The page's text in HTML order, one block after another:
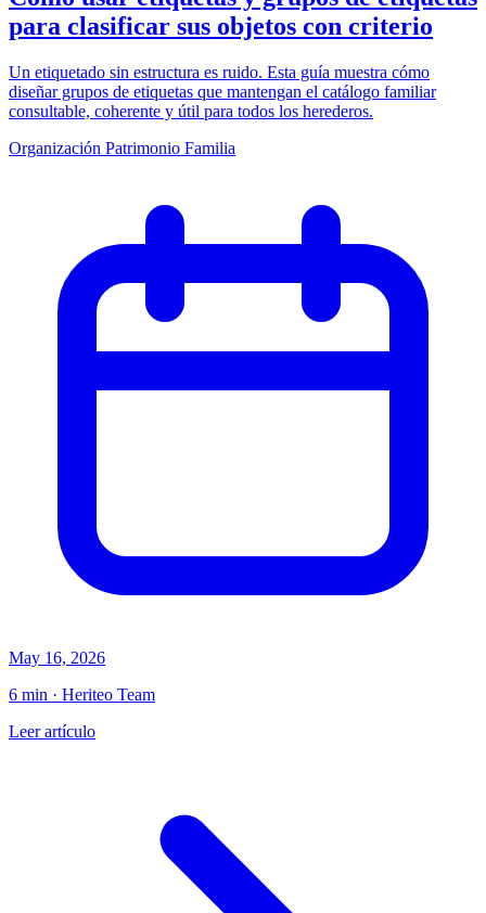
para clasificar sus objetos con criterio
Un etiquetado sin estructura es ruido. Esta guía muestra cómo
diseñar grupos de etiquetas que mantengan el catálogo familiar
consultable, coherente y útil para todos los herederos.
Organización Patrimonio Familia
May 16, 2026
6 min · Heriteo Team
Leer artículo